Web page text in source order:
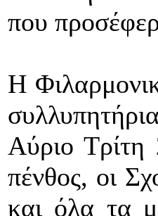
που
Η
Αύριο Τρίτη
πένθος, οι
και όλα τα